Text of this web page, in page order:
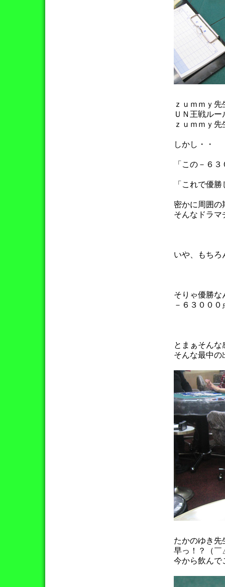
ｚｕｍｍｙ
ＵＮ王戦ル
ｚｕｍｍｙ
しかし・・
「この－６
「これで優
密かに周囲の
そんなドラマ
いや、もちろ
そりゃ優勝な
－６３００
とまぁそん
そんな最中
たかのゆき先
早っ！？（
今から飲んで